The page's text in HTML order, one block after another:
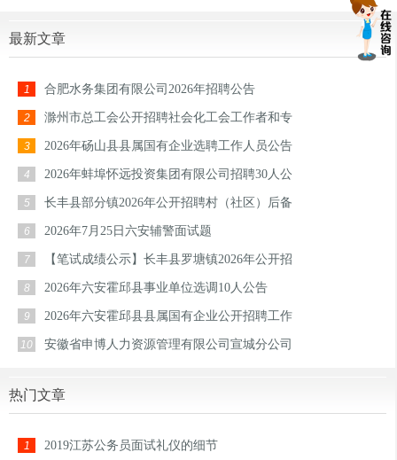
最新文章
1 合肥水务集团有限公司2026年招聘公告
2 滁州市总工会公开招聘社会化工会工作者和专
3 2026年砀山县县属国有企业选聘工作人员公告
4 2026年蚌埠怀远投资集团有限公司招聘30人公
5 长丰县部分镇2026年公开招聘村（社区）后备
6 2026年7月25日六安辅警面试题
7 【笔试成绩公示】长丰县罗塘镇2026年公开招
8 2026年六安霍邱县事业单位选调10人公告
9 2026年六安霍邱县县属国有企业公开招聘工作
10 安徽省申博人力资源管理有限公司宣城分公司
热门文章
1 2019江苏公务员面试礼仪的细节